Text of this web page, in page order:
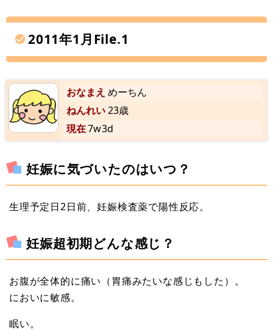
2011年1月File.1
おなまえ めーちん
ねんれい23歳
現在7w3d
妊娠に気づいたのはいつ？
生理予定日2日前、妊娠検査薬で陽性反応。
妊娠超初期どんな感じ？
お腹が全体的に痛い（胃痛みたいな感じもした）。
においに敏感。
眠い。